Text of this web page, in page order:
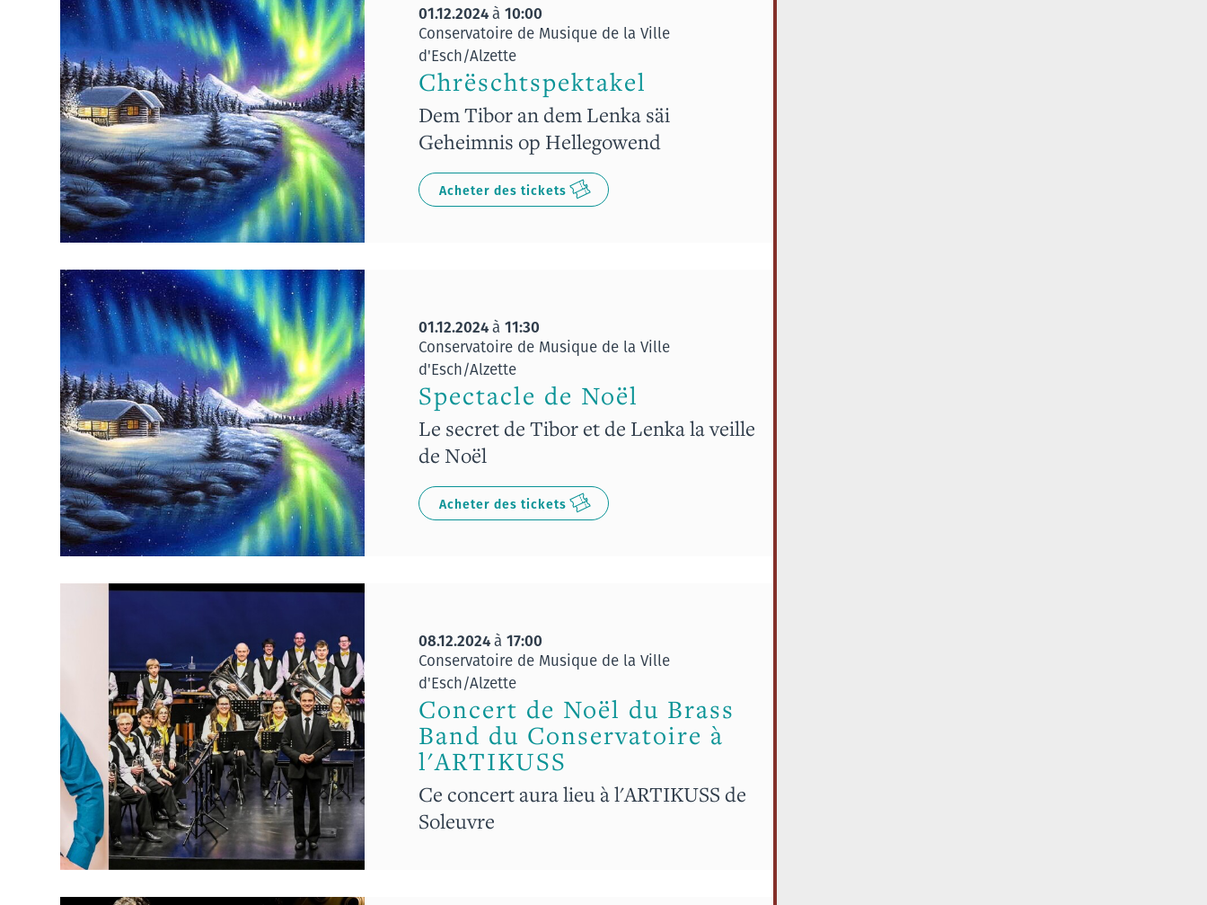
01.12.2024à 10:00
Conservatoire de Musique de la Ville
d'Esch/Alzette
Chrëschtspektakel
Dem Tibor an dem Lenka säi
Geheimnis op Hellegowend
Acheter des tickets
01.12.2024à 11:30
Conservatoire de Musique de la Ville
d'Esch/Alzette
Spectacle de Noël
Le secret de Tibor et de Lenka la veille
de Noël
Acheter des tickets
08.12.2024à 17:00
Conservatoire de Musique de la Ville
d'Esch/Alzette
Concert de Noël du Brass
Band du Conservatoire à
l'ARTIKUSS
Ce concert aura lieu à l'ARTIKUSS de
Soleuvre